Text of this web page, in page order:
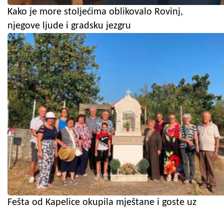
Kako je more stoljećima oblikovalo Rovinj,
njegove ljude i gradsku jezgru
Fešta od Kapelice okupila mještane i goste uz